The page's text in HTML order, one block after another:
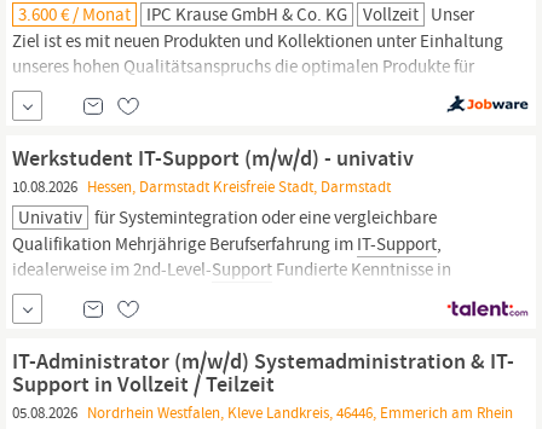
3.600 € / Monat IPC Krause GmbH & Co. KG Vollzeit Unser
Ziel ist es mit neuen Produkten und Kollektionen unter Einhaltung
unseres hohen Qualitätsanspruchs die optimalen Produkte für
unsere Kunden anzubieten. Weitere Informationen über uns und
unsere Produkte finden Sie unter www.ipc-v.de Zum 01.08.2026
oder früher suchen wir Sie als Mediengestalter &
(m/w/d) Als Mediengestalter
Werkstudent IT-Support (m/w/d) - univativ
10.08.2026 Hessen, Darmstadt Kreisfreie Stadt, Darmstadt
Univativ für Systemintegration oder eine vergleichbare
Qualifikation Mehrjährige Berufserfahrung im IT-Support,
idealerweise im 2nd-Level-Support Fundierte Kenntnisse in
Microsoft Windows Betriebssystemen und Microsoft 365 / Office
365 Erfahrung im Umgang mit ITIL-Prozessen (Incident, Problem,
Change Management) Routine im Einsatz von Remote-
Tools und Ticketing...
IT-Administrator (m/w/d) Systemadministration & IT-
Support in Vollzeit / Teilzeit
05.08.2026 Nordrhein Westfalen, Kleve Landkreis, 46446, Emmerich am Rhein